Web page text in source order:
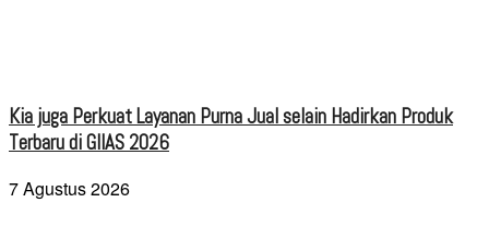
Kia juga Perkuat Layanan Purna Jual selain Hadirkan Produk
Terbaru di GIIAS 2026
7 Agustus 2026